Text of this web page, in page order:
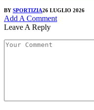
BY SPORTIZIA26 LUGLIO 2026
Add A Comment
Leave A Reply